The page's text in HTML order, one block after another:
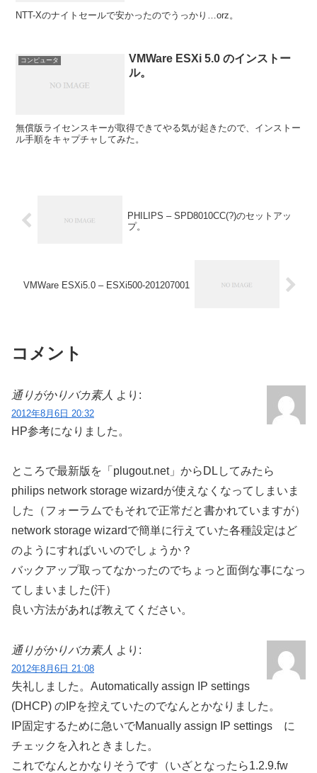
NTT-Xのナイトセールで安かったのでうっかり…orz。
コンピュータ
VMWare ESXi 5.0 のインストー
ル。
無償版ライセンスキーが取得できてやる気が起きたので、インストー
ル手順をキャプチャしてみた。
PHILIPS – SPD8010CC(?)のセットアッ
プ。
VMWare ESXi5.0 – ESXi500-201207001
コメント
通りがかりバカ素人 より:
2012年8月6日 20:32
HP参考になりました。
ところで最新版を「plugout.net」からDLしてみたら
philips network storage wizardが使えなくなってしまいま
した（フォーラムでもそれで正常だと書かれていますが）
network storage wizardで簡単に行えていた各種設定はど
のようにすればいいのでしょうか？
バックアップ取ってなかったのでちょっと面倒な事になっ
てしまいました(汗）
良い方法があれば教えてください。
通りがかりバカ素人 より:
2012年8月6日 21:08
失礼しました。Automatically assign IP settings
(DHCP) のIPを控えていたのでなんとかなりました。
IP固定するために急いでManually assign IP settings に
チェックを入れときました。
これでなんとかなりそうです（いざとなったら1.2.9.fw